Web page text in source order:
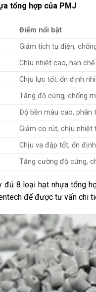
tổng hợp của PMJ
Điểm nổi bật
Giảm tích tụ điện,
Chịu nhiệt cao, hạn
Chịu lực tốt, ổn định
Tăng độ cứng, chống
Độ bền màu cao, phân
Giảm co rút, chịu nhiệt
Chịu va đập tốt, ổn
Tăng cường độ cứng,
đủ 8 loại hạt nhựa tổng
để được tư vấn chi